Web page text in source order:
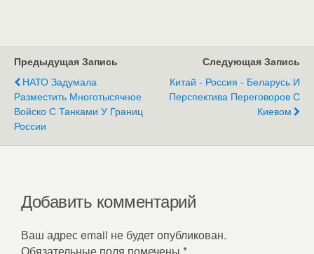
Предыдущая Запись
НАТО Задумала
Разместить Многотысячное
Войско С Танками У Границ
России
Следующая Запись
Китай - Россия - Беларусь И
Перспектива Переговоров С
Киевом
Добавить комментарий
Ваш адрес email не будет опубликован.
Обязательные поля помечены *